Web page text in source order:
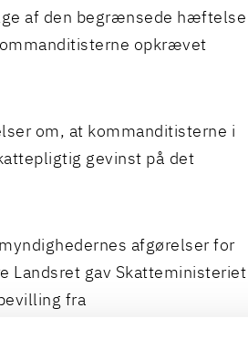
af den begrænsede hæftelse
opkrævet
om, at kommanditisterne i
gevinst på det
afgørelser for
Landsret gav Skatteministeriet
fra